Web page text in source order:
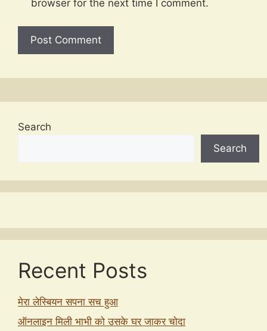
browser for the next time I comment.
Search
Search
Recent Posts
मेरा लेस्बियन सपना सच हुआ
ऑनलाइन मिली भाभी को उसके घर जाकर चोदा